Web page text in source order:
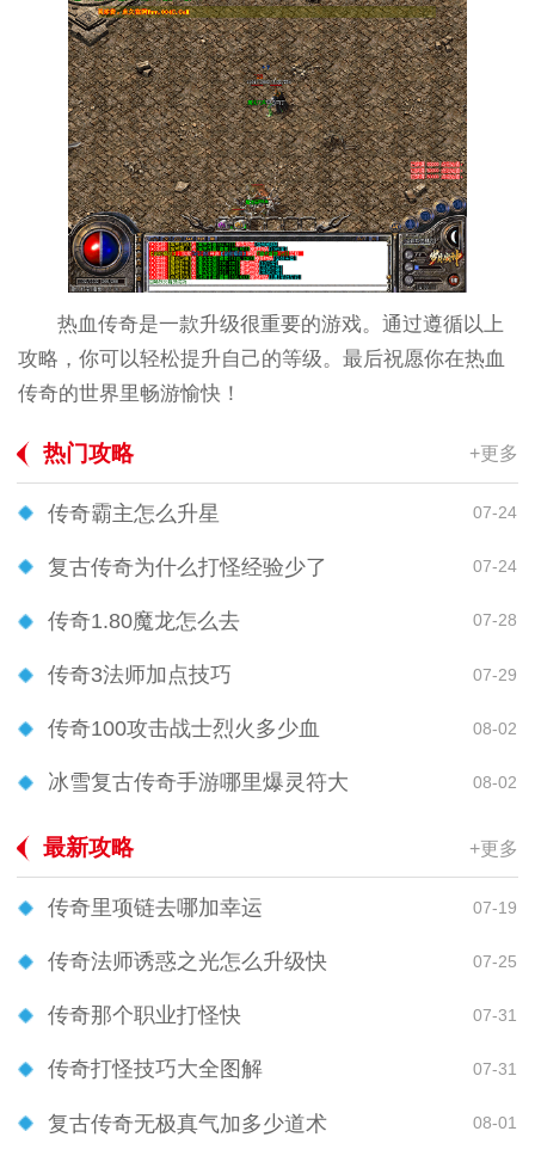
热血传奇是一款升级很重要的游戏。通过遵循以上
攻略，你可以轻松提升自己的等级。最后祝愿你在热血
传奇的世界里畅游愉快！
热门攻略 +更多
传奇霸主怎么升星 07-24
复古传奇为什么打怪经验少了 07-24
传奇1.80魔龙怎么去 07-28
传奇3法师加点技巧 07-29
传奇100攻击战士烈火多少血 08-02
冰雪复古传奇手游哪里爆灵符大 08-02
最新攻略 +更多
传奇里项链去哪加幸运 07-19
传奇法师诱惑之光怎么升级快 07-25
传奇那个职业打怪快 07-31
传奇打怪技巧大全图解 07-31
复古传奇无极真气加多少道术 08-01